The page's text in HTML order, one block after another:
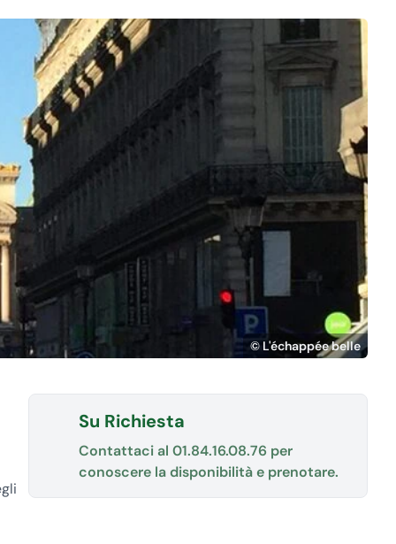
© L'échappée belle
Su Richiesta
Contattaci al 01.84.16.08.76 per
conoscere la disponibilità e prenotare.